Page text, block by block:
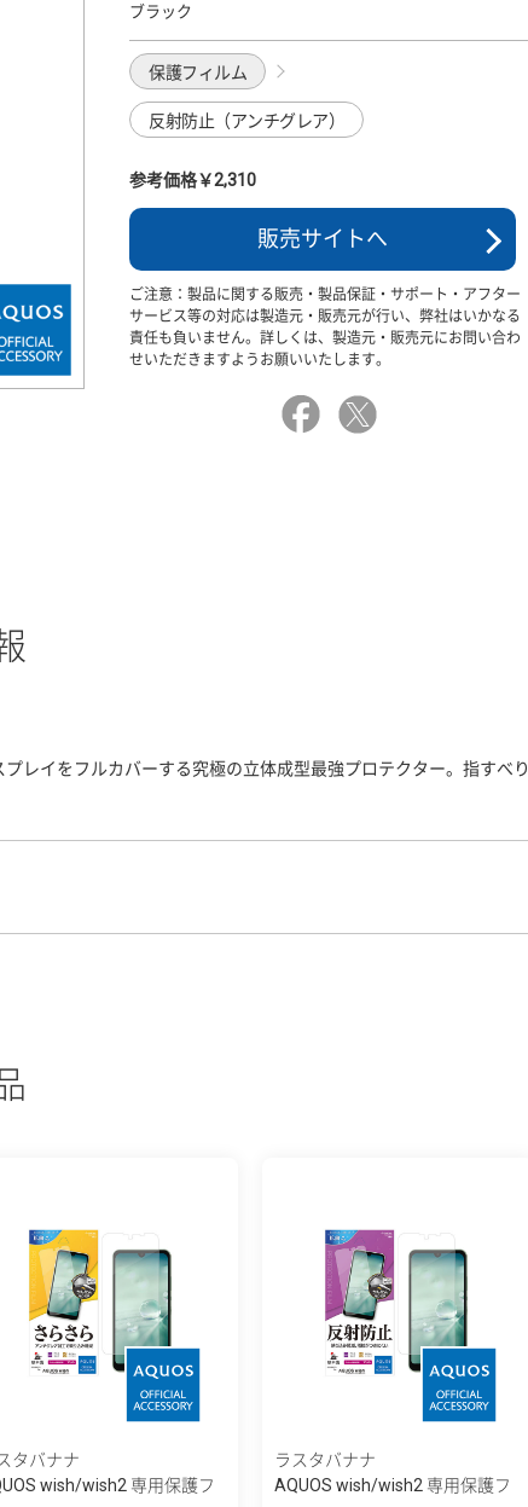
ブラック
保護フィルム
反射防止（アンチグレア）
参考価格￥2,310
販売サイトへ
ご注意：製品に関する販売・製品保証・サポート・アフター
サービス等の対応は製造元・販売元が行い、弊社はいかなる
責任も負いません。詳しくは、製造元・販売元にお問い合わ
せいただきますようお願いいたします。
レイをフルカバーする究極の立体成型最強プロテクター。指すべり
タバナナ
wish/wish2 専用保護フ
ラスタバナナ
AQUOS wish/wish2 専用保護フ